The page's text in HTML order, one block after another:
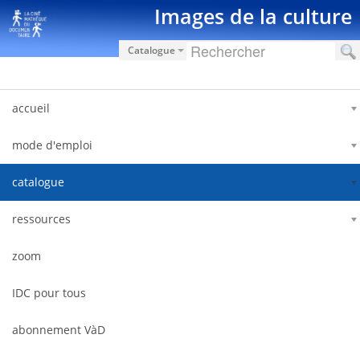
Saut au contenu Images de la culture
Catalogue
accueil
mode d'emploi
catalogue
ressources
zoom
IDC pour tous
abonnement VàD